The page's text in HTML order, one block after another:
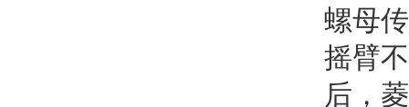
螺母
摇臂
后，